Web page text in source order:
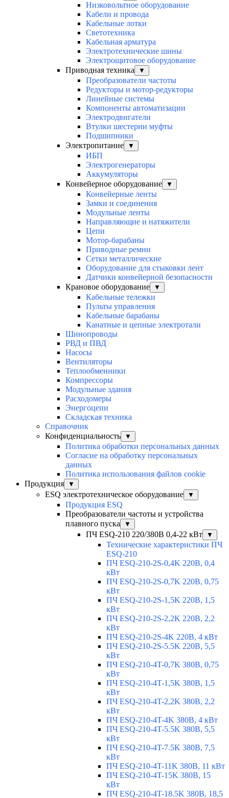
Низковольтное оборудование
Кабели и провода
Кабельные лотки
Светотехника
Кабельная арматура
Электротехнические шины
Электрощитовое оборудование
Приводная техника
▼
Преобразователи частоты
Редукторы и мотор-редукторы
Линейные системы
Компоненты автоматизации
Электродвигатели
Втулки шестерни муфты
Подшипники
Электропитание
▼
ИБП
Электрогенераторы
Аккумуляторы
Конвейерное оборудование
▼
Конвейерные ленты
Замки и соединения
Модульные ленты
Направляющие и натяжители
Цепи
Мотор-барабаны
Приводные ремни
Сетки металлические
Оборудование для стыковки лент
Датчики конвейерной безопасности
Крановое оборудование
▼
Кабельные тележки
Пульты управления
Кабельные барабаны
Канатные и цепные электротали
Шинопроводы
РВД и ПВД
Насосы
Вентиляторы
Теплообменники
Компрессоры
Модульные здания
Расходомеры
Энергоцепи
Складская техника
Справочник
Конфиденциальность
▼
Политика обработки персональных данных
Согласие на обработку персональных
данных
Политика использования файлов cookie
Продукция
▼
ESQ электротехническое оборудование ▼
Продукция ESQ
Преобразователи частоты и устройства
плавного пуска
▼
ПЧ ESQ-210 220/380В 0,4-22 кВт ▼
Технические характеристики ПЧ
ESQ-210
ПЧ ESQ-210-2S-0,4K 220В, 0,4
кВт
ПЧ ESQ-210-2S-0,7K 220В, 0,75
кВт
ПЧ ESQ-210-2S-1,5K 220В, 1,5
кВт
ПЧ ESQ-210-2S-2,2K 220В, 2,2
кВт
ПЧ ESQ-210-2S-4K 220В, 4 кВт
ПЧ ESQ-210-2S-5.5K 220В, 5,5
кВт
ПЧ ESQ-210-4T-0,7K 380В, 0,75
кВт
ПЧ ESQ-210-4T-1,5K 380В, 1,5
кВт
ПЧ ESQ-210-4T-2,2K 380В, 2,2
кВт
ПЧ ESQ-210-4T-4K 380В, 4 кВт
ПЧ ESQ-210-4T-5.5K 380В, 5,5
кВт
ПЧ ESQ-210-4T-7.5K 380В, 7,5
кВт
ПЧ ESQ-210-4T-11K 380В, 11 кВт
ПЧ ESQ-210-4T-15K 380В, 15
кВт
ПЧ ESQ-210-4T-18.5K 380В, 18,5